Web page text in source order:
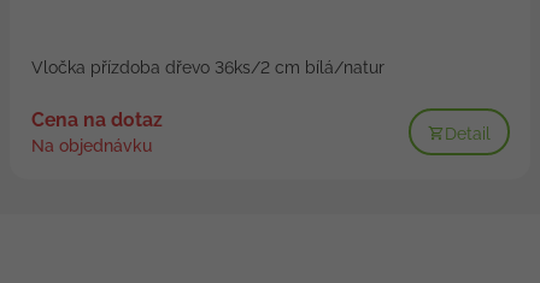
Vločka přízdoba dřevo 36ks/2 cm bílá/natur
Cena na dotaz
Na objednávku
Detail